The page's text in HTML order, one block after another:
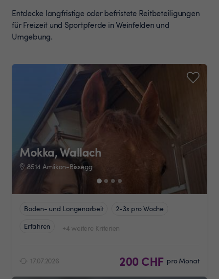
Entdecke langfristige oder befristete Reitbeteiligungen
für Freizeit und Sportpferde in Weinfelden und
Umgebung.
Mokka, Wallach
8514 Amlikon-Bissegg
Boden- und Longenarbeit
2-3x pro Woche
Erfahren
+4 weitere Kriterien
17.07.2026 200 CHF pro Monat